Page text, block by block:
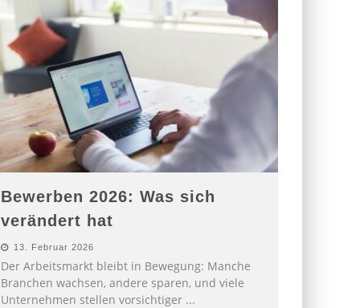
Bewerben 2026: Was sich
verändert hat
13. Februar 2026
Der Arbeitsmarkt bleibt in Bewegung: Manche
Branchen wachsen, andere sparen, und viele
Unternehmen stellen vorsichtiger ...